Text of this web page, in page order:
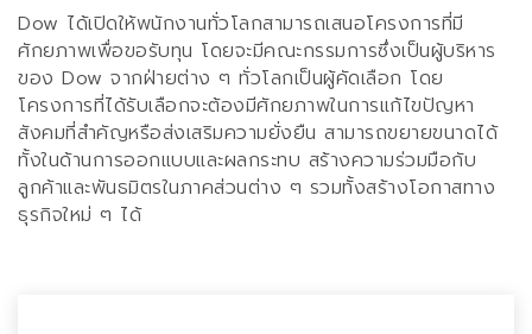
Dow ได้เปิดให้พนักงานทั่วโลกสามารถเสนอโครงการที่มี
ศักยภาพเพื่อขอรับทุน โดยจะมีคณะกรรมการซึ่งเป็นผู้บริหาร
ของ Dow จากฝ่ายต่าง ๆ ทั่วโลกเป็นผู้คัดเลือก โดย
โครงการที่ได้รับเลือกจะต้องมีศักยภาพในการแก้ไขปัญหา
สังคมที่สำคัญหรือส่งเสริมความยั่งยืน สามารถขยายขนาดได้
ทั้งในด้านการออกแบบและผลกระทบ สร้างความร่วมมือกับ
ลูกค้าและพันธมิตรในภาคส่วนต่าง ๆ รวมทั้งสร้างโอกาสทาง
ธุรกิจใหม่ ๆ ได้